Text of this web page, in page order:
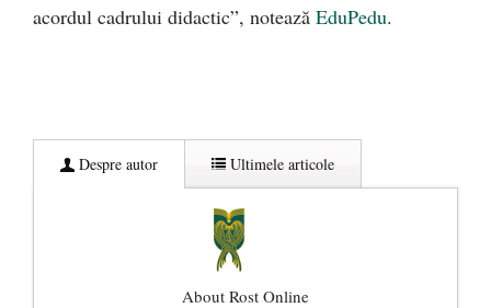
acordul cadrului didactic”, notează EduPedu.
Despre autor Ultimele articole
About Rost Online